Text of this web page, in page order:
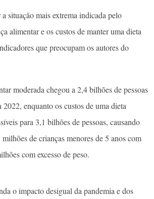
situação mais extrema indicada pelo
alimentar e os custos de manter uma dieta
que preocupam os autores do
moderada chegou a 2,4 bilhões de pessoas
enquanto os custos de uma dieta
para 3,1 bilhões de pessoas, causando
de crianças menores de 5 anos com
com excesso de peso.
o impacto desigual da pandemia e dos